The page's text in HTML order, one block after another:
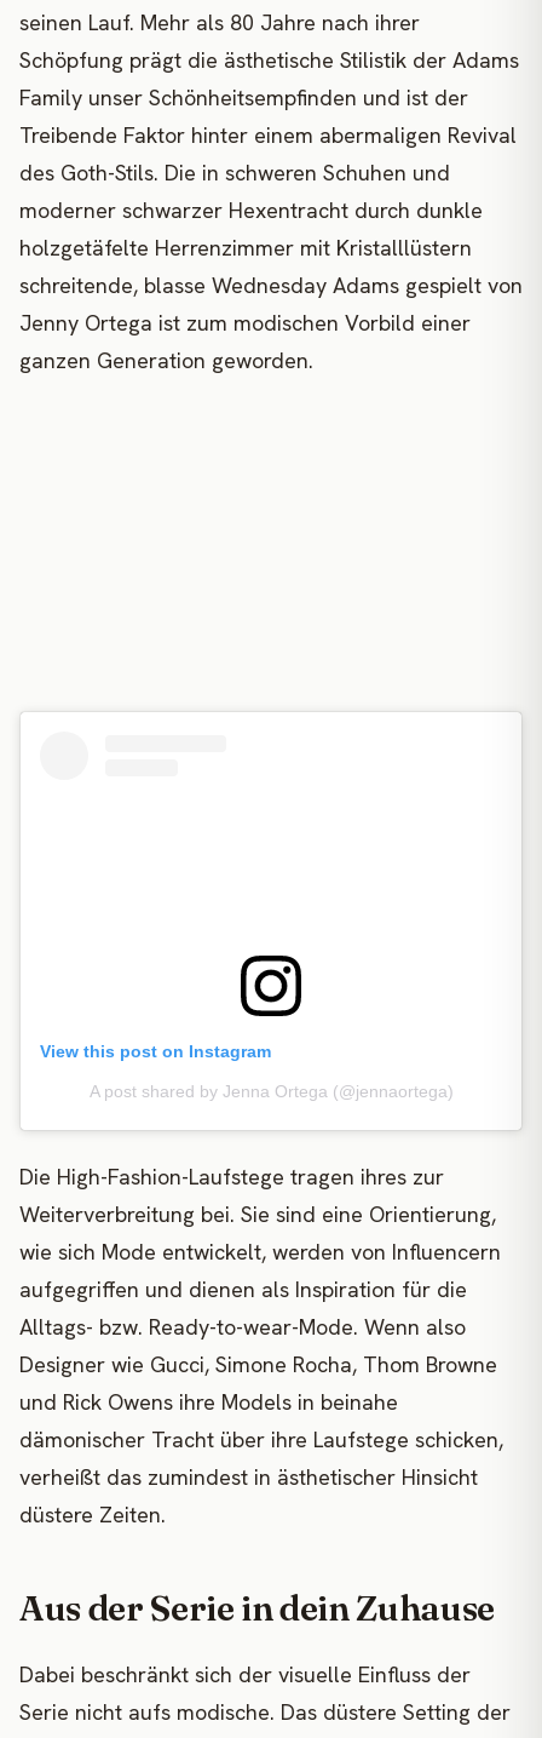
seinen Lauf. Mehr als 80 Jahre nach ihrer
Schöpfung prägt die ästhetische Stilistik der Adams
Family unser Schönheitsempfinden und ist der
Treibende Faktor hinter einem abermaligen Revival
des Goth-Stils. Die in schweren Schuhen und
moderner schwarzer Hexentracht durch dunkle
holzgetäfelte Herrenzimmer mit Kristalllüstern
schreitende, blasse Wednesday Adams gespielt von
Jenny Ortega ist zum modischen Vorbild einer
ganzen Generation geworden.
View this post on Instagram
A post shared by Jenna Ortega (@jennaortega)
Die High-Fashion-Laufstege tragen ihres zur
Weiterverbreitung bei. Sie sind eine Orientierung,
wie sich Mode entwickelt, werden von Influencern
aufgegriffen und dienen als Inspiration für die
Alltags- bzw. Ready-to-wear-Mode. Wenn also
Designer wie Gucci, Simone Rocha, Thom Browne
und Rick Owens ihre Models in beinahe
dämonischer Tracht über ihre Laufstege schicken,
verheißt das zumindest in ästhetischer Hinsicht
düstere Zeiten.
Aus der Serie in dein Zuhause
Dabei beschränkt sich der visuelle Einfluss der
Serie nicht aufs modische. Das düstere Setting der